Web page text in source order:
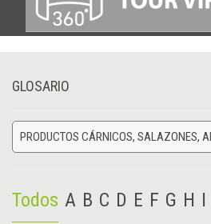
GLOSARIO
PRODUCTOS CÁRNICOS, SALAZONES,
Todos A B C D E F G H I